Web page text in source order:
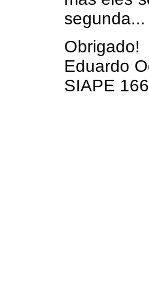
segunda...
Obrigado!
Eduardo
SIAPE